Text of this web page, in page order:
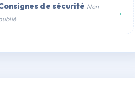
de sécurité Non
→